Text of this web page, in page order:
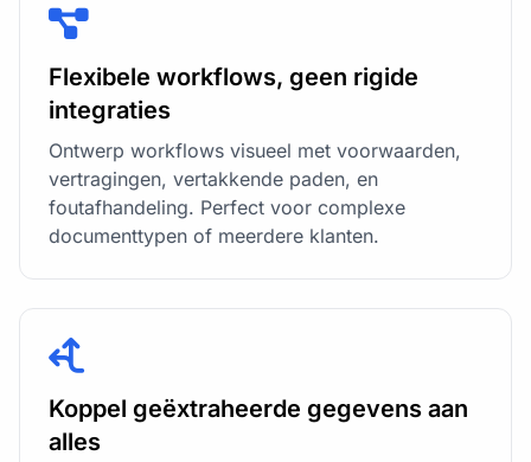
Flexibele workflows, geen rigide
integraties
Ontwerp workflows visueel met voorwaarden,
vertragingen, vertakkende paden, en
foutafhandeling. Perfect voor complexe
documenttypen of meerdere klanten.
Koppel geëxtraheerde gegevens aan
alles